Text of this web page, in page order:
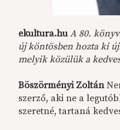
ekultura.huA 80.
új köntösben hozta ki
melyik közülük a
Böszörményi Zoltán
szerző, aki ne a
szeretné, tartaná